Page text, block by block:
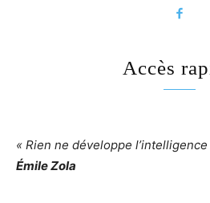
Accès
« Rien ne développe
Émile Zola